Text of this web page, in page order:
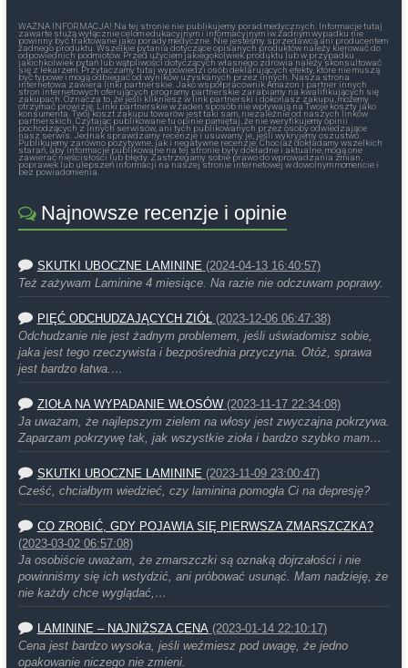
WAŻNA INFORMACJA! Na tej stronie nie publikujemy porad medycznych. Informacje tutaj
zawarte służą wyłącznie celom edukacyjnym i informacyjnym iw żadnym wypadku nie
powinny być traktowane jako porady medyczne. Nie jesteśmy sprzedawcą ani producentem
żadnego produktu. Wszelkie pytania dotyczące opisanych produktów należy kierować do
odpowiednich podmiotów. Przed użyciem jakiegokolwiek produktu lub w przypadku
jakichkolwiek pytań lub wątpliwości dotyczących własnego zdrowia należy skonsultować
się z lekarzem. Przytaczamy tutaj wypowiedzi osób deklarujących efekty, które nie muszą
być typowe i mogą odbiegać od wyników uzyskanych przez innych. Nasza strona
internetowa zawiera linki partnerskie. Jako współpracownik Amazon i partner innych
stron internetowych oferujących programy partnerskie zarabiamy na kwalifikujących się
zakupach. Oznacza to, że jeśli klikniesz w link partnerski i dokonasz zakupu, możemy
otrzymać prowizję. Linki partnerskie w żaden sposób nie wpływają na Twoje koszty jako
konsumenta. Twój koszt zakupu towarów jest taki sam, niezależnie od naszych linków
partnerskich. Czytając publikowane tu opinie pamiętaj, że nie weryfikujemy opinii
pochodzących z innych serwisów, ani tych publikowanych przez osoby odwiedzające
nasz serwis. Jednak sprawdzamy recenzje i usuwamy je, jeśli wykryjemy oszustwo.
Publikujemy zarówno pozytywne, jak i negatywne recenzje. Chociaż dokładamy wszelkich
starań, aby informacje publikowane na tej stronie były dokładne i aktualne, mogą one
zawierać nieścisłości lub błędy. Zastrzegamy sobie prawo do wprowadzania zmian,
poprawek lub ulepszeń informacji na naszej stronie internetowej w dowolnym momencie i
bez powiadomienia.
Najnowsze recenzje i opinie
SKUTKI UBOCZNE LAMININE (2024-04-13 16:40:57)
Też zażywam Laminine 4 miesiące. Na razie nie odczuwam poprawy.
PIĘĆ ODCHUDZAJĄCYCH ZIÓŁ (2023-12-06 06:47:38)
Odchudzanie nie jest żadnym problemem, jeśli uświadomisz sobie,
jaka jest tego rzeczywista i bezpośrednia przyczyna. Otóż, sprawa
jest bardzo łatwa.…
ZIOŁA NA WYPADANIE WŁOSÓW (2023-11-17 22:34:08)
Ja uważam, że najlepszym zielem na włosy jest zwyczajna pokrzywa.
Zaparzam pokrzywę tak, jak wszystkie zioła i bardzo szybko mam…
SKUTKI UBOCZNE LAMININE (2023-11-09 23:00:47)
Cześć, chciałbym wiedzieć, czy laminina pomogła Ci na depresję?
CO ZROBIĆ, GDY POJAWIA SIĘ PIERWSZA ZMARSZCZKA?
(2023-03-02 06:57:08)
Ja osobiście uważam, że zmarszczki są oznaką dojrzałości i nie
powinniśmy się ich wstydzić, ani próbować usunąć. Mam nadzieję, że
nie każdy chce wyglądać,…
LAMININE – NAJNIŻSZA CENA (2023-01-14 22:10:17)
Cena jest bardzo wysoka, jeśli weźmiesz pod uwagę, że jedno
opakowanie niczego nie zmieni.